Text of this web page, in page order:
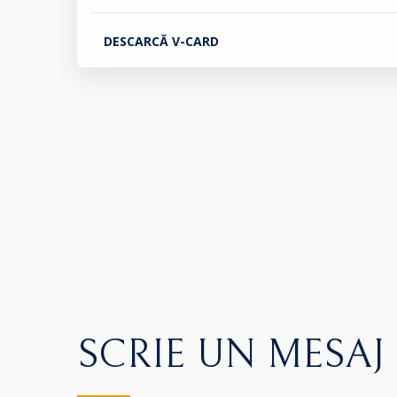
DESCARCĂ V-CARD
SCRIE UN MESAJ